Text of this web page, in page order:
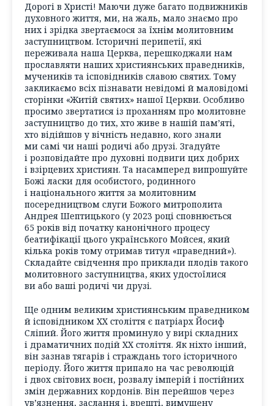
Дорогі в Христі! Маючи дуже багато подвижників
духовного життя, ми, на жаль, мало знаємо про
них і зрідка звертаємося за їхнім молитовним
заступництвом. Історичні перипетії, які
переживала наша Церква, перешкоджали нам
прославляти наших християнських праведників,
мучеників та ісповідників славою святих. Тому
закликаємо всіх пізнавати невідомі й маловідомі
сторінки «Житій святих» нашої Церкви. Особливо
просимо звертатися із проханням про молитовне
заступництво до тих, хто живе в нашій памʼяті,
хто відійшов у вічність недавно, кого знали
ми самі чи наші родичі або друзі. Згадуйте
і розповідайте про духовні подвиги цих добрих
і взірцевих християн. Та насамперед випрошуйте
Божі ласки для особистого, родинного
і національного життя за молитовним
посередництвом слуги Божого митрополита
Андрея Шептицького (у 2023 році сповнюється
65 років від початку канонічного процесу
беатифікації цього українського Мойсея, який
кілька років тому отримав титул «праведний»).
Складайте свідчення про приклади плодів такого
молитовного заступництва, яких удостоїлися
ви або ваші родичі чи друзі.
Ще одним великим християнським праведником
й ісповідником ХХ століття є патріарх Йосиф
Сліпий. Його життя проминуло у вирі складних
і драматичних подій ХХ століття. Як ніхто інший,
він зазнав тягарів і страждань того історичного
періоду. Його життя припало на час революцій
і двох світових воєн, розвалу імперій і постійних
змін державних кордонів. Він перейшов через
ув’язнення, заслання і, врешті, вимушену